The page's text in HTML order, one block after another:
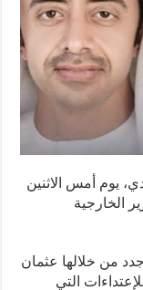
أمس الاثنين
خلالها عثمان
التي